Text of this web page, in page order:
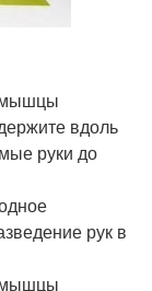
мышцы
вдоль
руки до
рук в
мышцы